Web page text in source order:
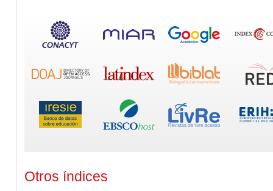
Otros índices